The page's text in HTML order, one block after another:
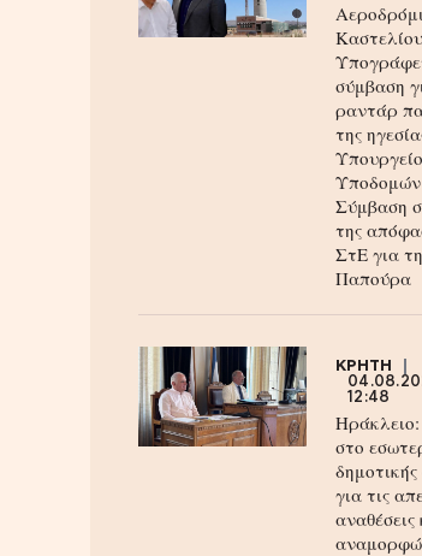
σύμβαση
ραντάρ
της
Σύμβαση
της
ΣτΕ για
Παπούρα
ΚΡΗΤΗ
12:48
στο
για τις
αναθέσεις